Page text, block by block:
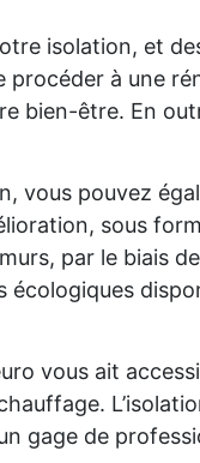
isolation, et
procéder à une
bien-être. En
vous pouvez
sous
par le biais
écologiques
vous ait
gage de